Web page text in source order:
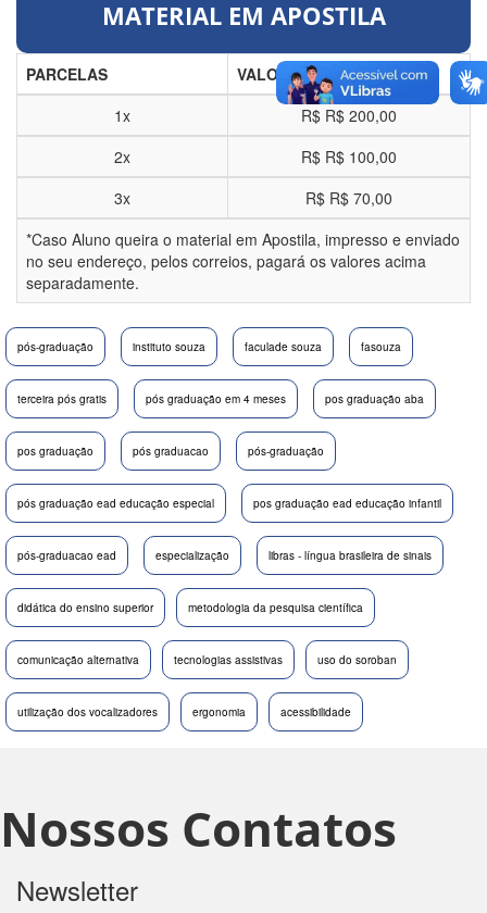
MATERIAL EM APOSTILA
PARCELAS
VALOR
1x
R$ R$ 200,00
2x
R$ R$ 100,00
3x
R$ R$ 70,00
*Caso Aluno queira o material em Apostila, impresso e enviado
no seu endereço, pelos correios, pagará os valores acima
separadamente.
pós-graduação instituto souza faculade souza fasouza
terceira pós gratis pós graduação em 4 meses pos graduação aba
pos graduação pós graduacao pós-graduação
pós graduação ead educação especial pos graduação ead educação infantil
pós-graduacao ead especialização libras - língua brasileira de sinais
didática do ensino superior metodologia da pesquisa científica
comunicação alternativa tecnologias assistivas uso do soroban
utilização dos vocalizadores ergonomia acessibilidade
Nossos Contatos
Newsletter